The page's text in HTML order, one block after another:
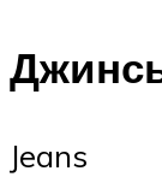
Jeans